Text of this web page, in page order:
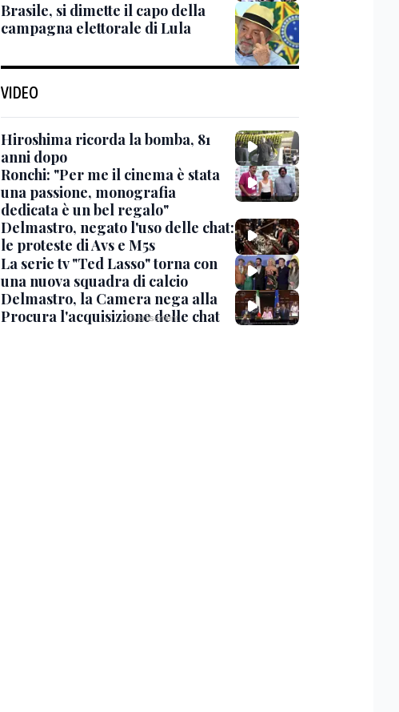
Brasile, si dimette il capo della
campagna elettorale di Lula
VIDEO
Hiroshima ricorda la bomba, 81
anni dopo
Ronchi: "Per me il cinema è stata
una passione, monografia
dedicata è un bel regalo"
Delmastro, negato l'uso delle chat:
le proteste di Avs e M5s
La serie tv "Ted Lasso" torna con
una nuova squadra di calcio
Delmastro, la Camera nega alla
Procura l'acquisizione delle chat